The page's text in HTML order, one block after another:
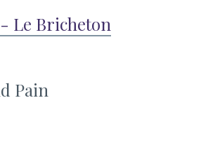
Le Bricheton
Pain